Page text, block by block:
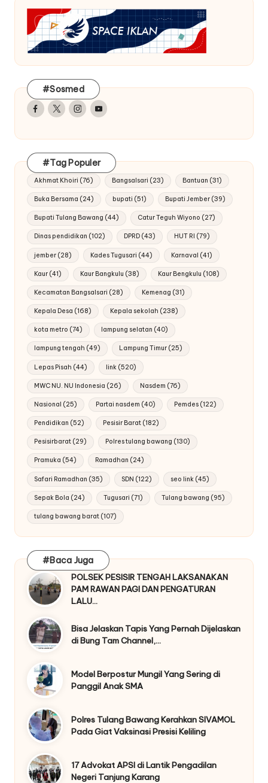
#Sosmed
Facebook
TwitterInstagram
Youtube
#Tag Populer
Akhmat Khoiri (76) Bangsalsari (23) Bantuan (31)
Buka Bersama (24) bupati (51) Bupati Jember(39)
Bupati Tulang Bawang (44) Catur Teguh Wiyono (27)
Dinas pendidikan (102) DPRD(43) HUT RI (79)
jember (28) Kades Tugusari (44) Karnaval (41)
Kaur (41) Kaur Bangkulu (38) Kaur Bengkulu (108)
Kecamatan Bangsalsari (28) Kemenag (31)
Kepala Desa (168) Kepala sekolah (238)
kota metro (74) lampung selatan (40)
lampung tengah (49) Lampung Timur(25)
Lepas Pisah (44) link(520)
MWC NU. NU Indonesia (26) Nasdem (76)
Nasional (25) Partai nasdem (40) Pemdes(122)
Pendidikan (52) Pesisir Barat(182)
Pesisirbarat (29) Polres tulang bawang (130)
Pramuka (54) Ramadhan (24)
Safari Ramadhan (35) SDN (122) seo link(45)
Sepak Bola (24) Tugusari (71) Tulang bawang (95)
tulang bawang barat (107)
#Baca Juga
POLSEK PESISIR TENGAH LAKSANAKAN
PAM RAWAN PAGI DAN PENGATURAN
LALU…
Bisa Jelaskan Tapis Yang Pernah Dijelaskan
di Bung Tam Channel,…
Model Berpostur Mungil Yang Sering di
Panggil Anak SMA
Polres Tulang Bawang Kerahkan SIVAMOL
Pada Giat Vaksinasi Presisi Keliling
17 Advokat APSI di Lantik Pengadilan
Negeri Tanjung Karang